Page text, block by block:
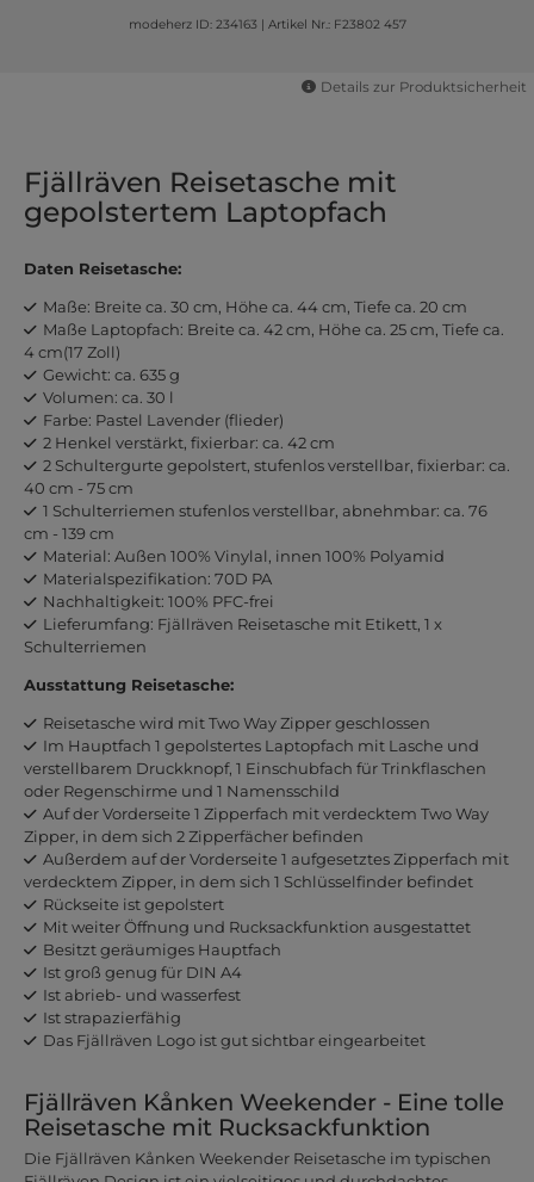
modeherz ID: 234163 | Artikel Nr.: F23802 457
Details zur Produktsicherheit
Fjällräven Reisetasche mit
gepolstertem Laptopfach
Daten Reisetasche:
Maße: Breite ca. 30 cm, Höhe ca. 44 cm, Tiefe ca. 20 cm
Maße Laptopfach: Breite ca. 42 cm, Höhe ca. 25 cm, Tiefe ca.
4 cm(17 Zoll)
Gewicht: ca. 635 g
Volumen: ca. 30 l
Farbe: Pastel Lavender (flieder)
2 Henkel verstärkt, fixierbar: ca. 42 cm
2 Schultergurte gepolstert, stufenlos verstellbar, fixierbar: ca.
40 cm - 75 cm
1 Schulterriemen stufenlos verstellbar, abnehmbar: ca. 76
cm - 139 cm
Material: Außen 100% Vinylal, innen 100% Polyamid
Materialspezifikation: 70D PA
Nachhaltigkeit: 100% PFC-frei
Lieferumfang: Fjällräven Reisetasche mit Etikett, 1 x
Schulterriemen
Ausstattung Reisetasche:
Reisetasche wird mit Two Way Zipper geschlossen
Im Hauptfach 1 gepolstertes Laptopfach mit Lasche und
verstellbarem Druckknopf, 1 Einschubfach für Trinkflaschen
oder Regenschirme und 1 Namensschild
Auf der Vorderseite 1 Zipperfach mit verdecktem Two Way
Zipper, in dem sich 2 Zipperfächer befinden
Außerdem auf der Vorderseite 1 aufgesetztes Zipperfach mit
verdecktem Zipper, in dem sich 1 Schlüsselfinder befindet
Rückseite ist gepolstert
Mit weiter Öffnung und Rucksackfunktion ausgestattet
Besitzt geräumiges Hauptfach
Ist groß genug für DIN A4
Ist abrieb- und wasserfest
Ist strapazierfähig
Das Fjällräven Logo ist gut sichtbar eingearbeitet
Fjällräven Kånken Weekender - Eine tolle
Reisetasche mit Rucksackfunktion
Die Fjällräven Kånken Weekender Reisetasche im typischen